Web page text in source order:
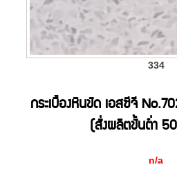
334
กระเบื้องหินขัด เอสซีจี
(สั่งผลิตขั้นต่ำ
n/a